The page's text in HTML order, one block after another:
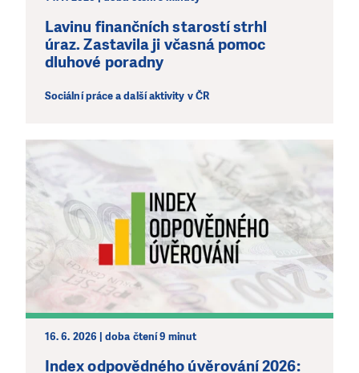
Lavinu finančních starostí strhl
úraz. Zastavila ji včasná pomoc
dluhové poradny
Sociální práce a další aktivity v ČR
16. 6. 2026 | doba čtení 9 minut
Index odpovědného úvěrování 2026: